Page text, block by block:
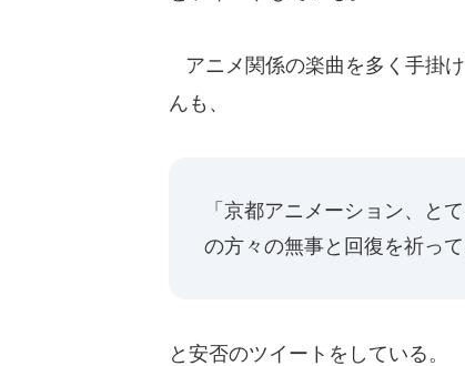
アニメ関係の楽曲を多く手掛
んも、
「京都アニメーション、と
の方々の無事と回復を祈って
と安否のツイートをしている。